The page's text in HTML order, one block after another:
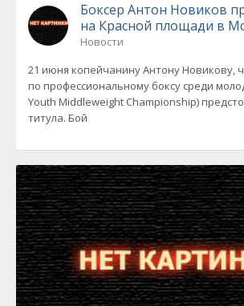
Боксер Антон Новиков
на Красной площади в
Новости
21 июня копейчанину Антону Новикову,
по профессиональному боксу среди
Youth Middleweight Championship)
титула. Бой